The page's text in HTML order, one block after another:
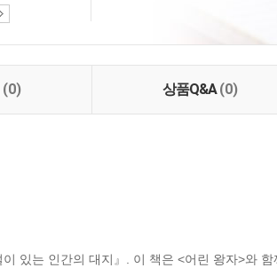
(0) 상품Q&A(0)
있는 인간의 대지』. 이 책은 <어린 왕자>와